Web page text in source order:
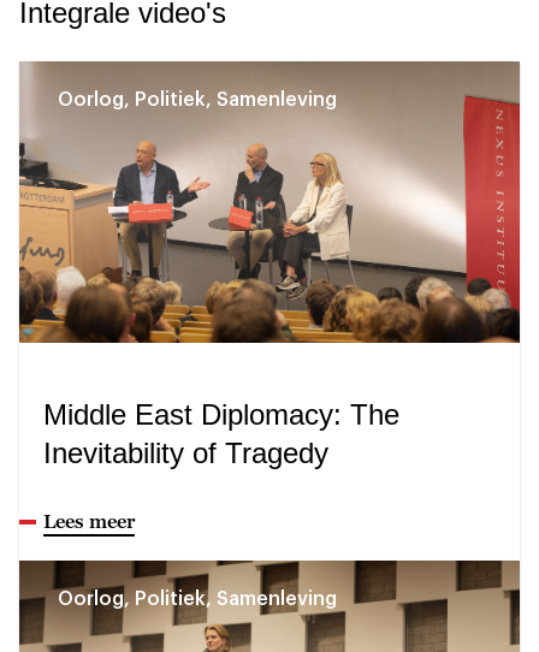
Integrale video's
Oorlog, Politiek, Samenleving
Middle East Diplomacy: The
Inevitability of Tragedy
Lees meer
Oorlog, Politiek, Samenleving